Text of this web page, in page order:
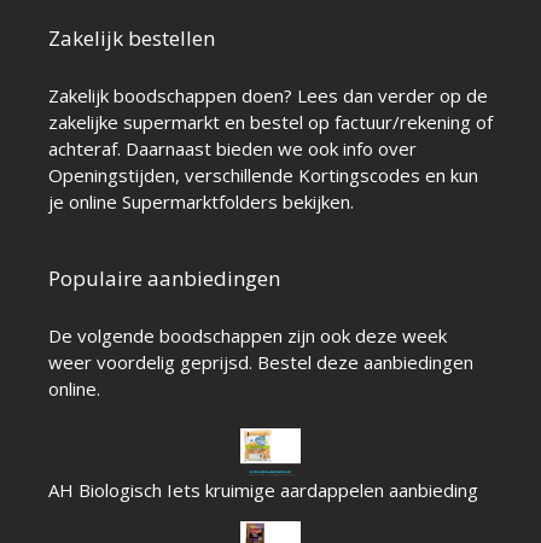
Zakelijk bestellen
Zakelijk boodschappen doen? Lees dan verder op de
zakelijke supermarkt en bestel op factuur/rekening of
achteraf. Daarnaast bieden we ook info over
Openingstijden, verschillende Kortingscodes en kun
je online Supermarktfolders bekijken.
Populaire aanbiedingen
De volgende boodschappen zijn ook deze week
weer voordelig geprijsd. Bestel deze aanbiedingen
online.
AH Biologisch Iets kruimige aardappelen aanbieding